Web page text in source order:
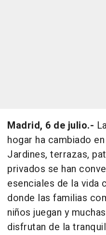
Madrid, 6 de julio.-
hogar ha cambiado
Jardines, terrazas,
privados se han
esenciales de la vida
donde las familias
niños juegan y
disfrutan de la